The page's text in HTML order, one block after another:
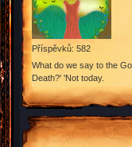
Příspěvků: 582
What do we say to the
Death?' 'Not today.